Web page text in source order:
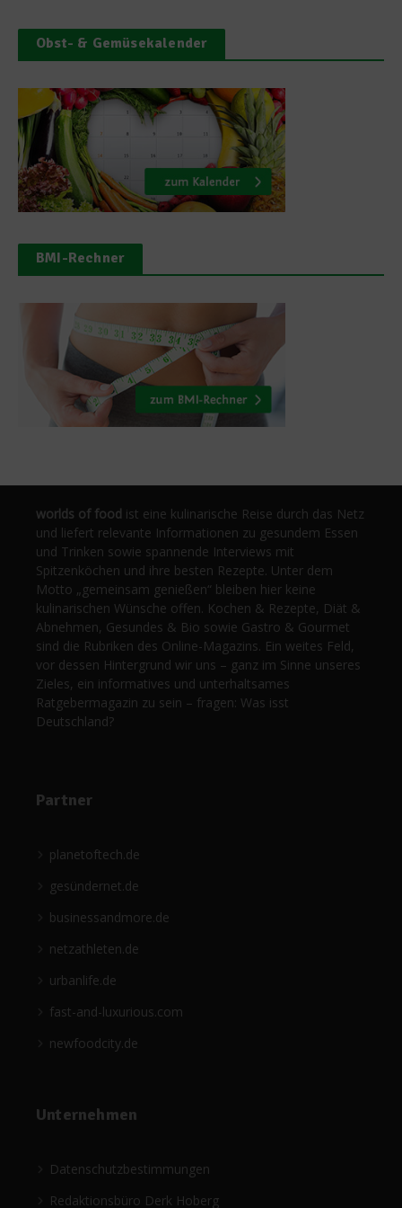
Obst- & Gemüsekalender
BMI-Rechner
worlds of food ist eine kulinarische Reise durch das Netz
und liefert relevante Informationen zu gesundem Essen
und Trinken sowie spannende Interviews mit
Spitzenköchen und ihre besten Rezepte. Unter dem
Motto „gemeinsam genießen“ bleiben hier keine
kulinarischen Wünsche offen. Kochen & Rezepte, Diät &
Abnehmen, Gesundes & Bio sowie Gastro & Gourmet
sind die Rubriken des Online-Magazins. Ein weites Feld,
vor dessen Hintergrund wir uns – ganz im Sinne unseres
Zieles, ein informatives und unterhaltsames
Ratgebermagazin zu sein – fragen: Was isst
Deutschland?
Partner
planetoftech.de
gesündernet.de
businessandmore.de
netzathleten.de
urbanlife.de
fast-and-luxurious.com
newfoodcity.de
Unternehmen
Datenschutzbestimmungen
Redaktionsbüro Derk Hoberg